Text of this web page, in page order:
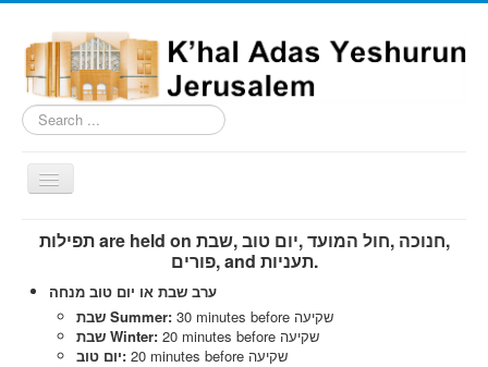
Search
...
Toggle
Navigation
Home
Shiurim
תפילות are held on שבת‎, חול המועד ,יום טוב‎, חנוכה‎,
פורים‎, and תעניות‎.
ערב שבת או יום טוב מנחה
שבת Summer:
30 minutes before שקיעה
שבת Winter:
20 minutes before שקיעה
יום טוב:
20 minutes before שקיעה